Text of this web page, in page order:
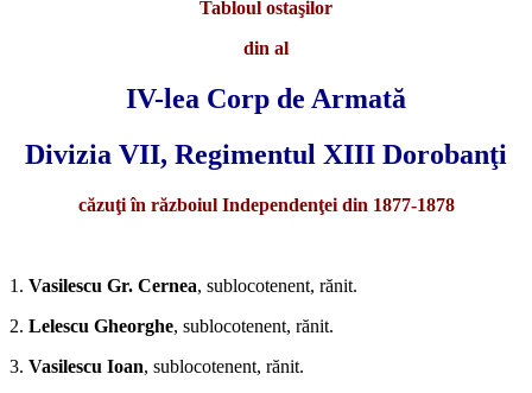
Tabloul ostaşilor
din al
IV-lea Corp de Armată
Divizia VII, Regimentul XIII Dorobanţi
căzuţi în războiul Independenţei din 1877-1878
1. Vasilescu Gr. Cernea, sublocotenent, rănit.
2. Lelescu Gheorghe, sublocotenent, rănit.
3. Vasilescu Ioan, sublocotenent, ră­nit.